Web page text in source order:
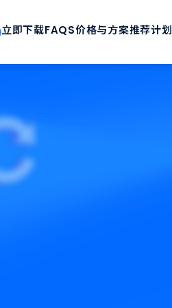
立即下载FAQS价格与方案推荐计划